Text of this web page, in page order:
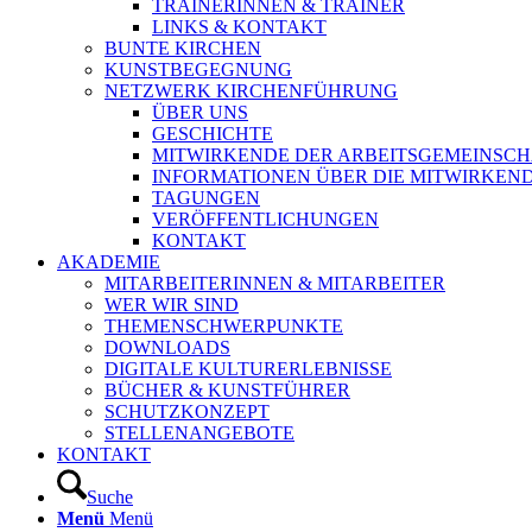
TRAINERINNEN & TRAINER
LINKS & KONTAKT
BUNTE KIRCHEN
KUNSTBEGEGNUNG
NETZWERK KIRCHENFÜHRUNG
ÜBER UNS
GESCHICHTE
MITWIRKENDE DER
INFORMATIONEN ÜBER DIE
TAGUNGEN
VERÖFFENTLICHUNGEN
KONTAKT
AKADEMIE
MITARBEITERINNEN & MITARBEITER
WER WIR SIND
THEMENSCHWERPUNKTE
DOWNLOADS
DIGITALE KULTURERLEBNISSE
BÜCHER & KUNSTFÜHRER
SCHUTZKONZEPT
STELLENANGEBOTE
KONTAKT
Suche
Menü Menü